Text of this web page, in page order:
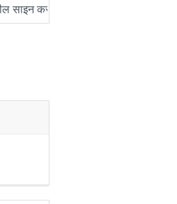
का यह आखिरी मौका है, ट्रंप ने एक बार